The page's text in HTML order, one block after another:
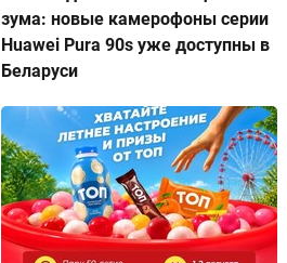
зума: новые камерофоны серии
Huawei Pura 90s уже доступны в
Беларуси